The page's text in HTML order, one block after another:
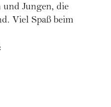
Jungen, die
Viel Spaß beim
: